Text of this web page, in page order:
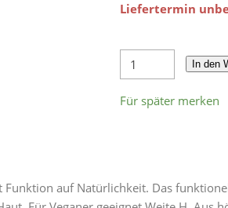
Liefertermin
In den
Für später merken
auf Natürlichkeit. Das